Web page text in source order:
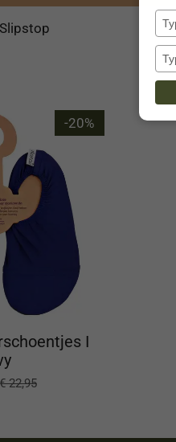
Slipstop
-20%
I
22,95